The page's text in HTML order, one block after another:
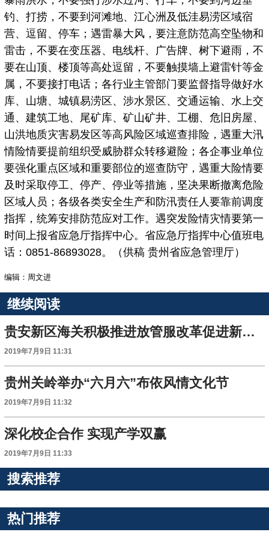
钓、打捞，不要到河滩地、江心洲及低洼易涝区域宿
营、逗留、停车；遇雷暴大风，要注意防范高空坠物和
雷击，不要在变压器、电线杆、广告牌、树下避雨，不
要在山顶、楼顶等高处逗留，不要触摸墙上避雷针等金
属，不要接打电话；各行业主管部门要监督指导做好水
库、山塘、城镇易涝区、涉水景区、交通运输、水上交
通、建筑工地、尾矿库、矿山矿井、工棚、危旧房屋、
山洪地质灾害易发区等高风险区域巡查排险，遇重大汛
情险情要提前组织受威胁群众转移避险；各企事业单位
要强化重点区域和重要部位的巡查防守，遇重大险情要
及时采取停工、停产、停业等措施，坚决果断撤离危险
区域人员；各级各类安全生产和防汛责任人要靠前调度
指挥，统筹安排防范应对工作。遇突发险情灾情要第一
时间上报省应急厅指挥中心。省应急厅指挥中心值班电
话：0851-86893028。（供稿 贵州省应急管理厅）
编辑：周文进
继续阅读
贵安新区海关积极推进放管服改革促进新区高水平开放高质量发展纪实
2019年7月9日 11:31
贵州关岭举办“六月六”布依风情文化节
2019年7月9日 11:32
深化校企合作 实现产学双赢
2019年7月9日 11:33
搜索推荐
热门推荐